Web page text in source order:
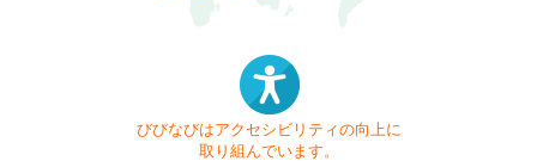
びびなびはアクセシビリティの向上に
取り組んでいます。